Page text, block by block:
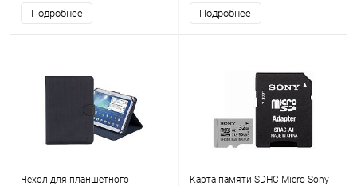
Подробнее Подробнее
Чехол для планшетного
Карта памяти SDHC Micro Sony